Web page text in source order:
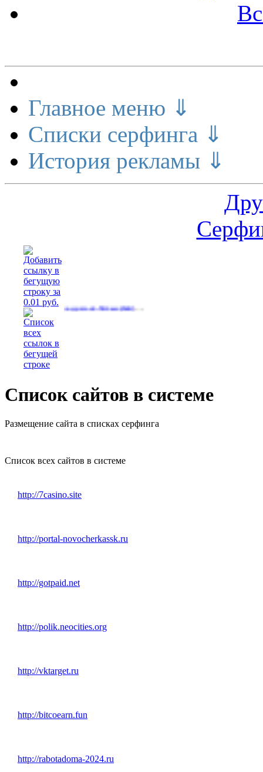
Главное меню ⇓
Списки серфинга ⇓
История рекламы ⇓
в Яндекс еду.зп от 50тыс(644)…
Список сайтов в системе
Размещение сайта в списках серфинга
Список всех сайтов в системе
http://7casino.site
http://portal-novocherkassk.ru
http://gotpaid.net
http://polik.neocities.org
http://vktarget.ru
http://bitcoearn.fun
http://rabotadoma-2024.ru